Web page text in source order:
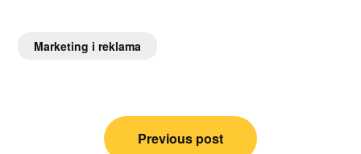
Marketing i reklama
Nawigacja
Previous post